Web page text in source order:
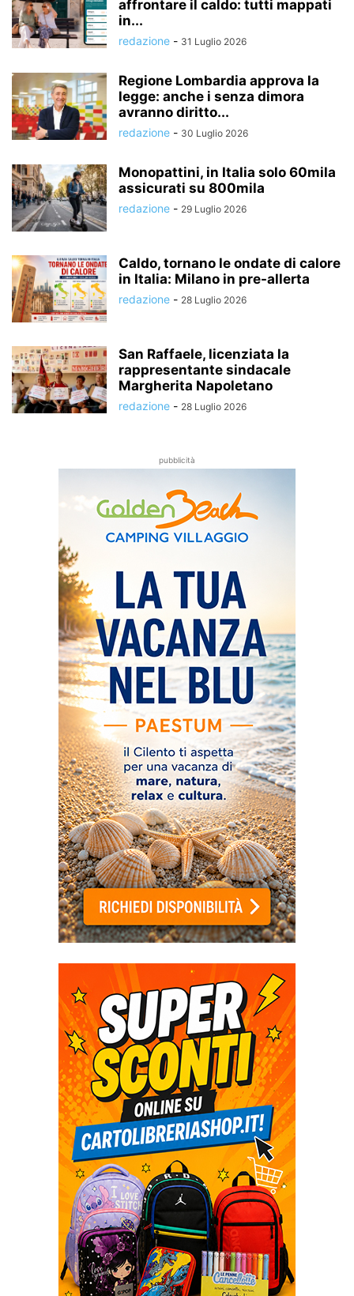
affrontare il caldo: tutti mappati
in...
redazione - 31 Luglio 2026
Regione Lombardia approva la
legge: anche i senza dimora
avranno diritto...
redazione - 30 Luglio 2026
Monopattini, in Italia solo 60mila
assicurati su 800mila
redazione - 29 Luglio 2026
Caldo, tornano le ondate di calore
in Italia: Milano in pre-allerta
redazione - 28 Luglio 2026
San Raffaele, licenziata la
rappresentante sindacale
Margherita Napoletano
redazione - 28 Luglio 2026
pubblicità